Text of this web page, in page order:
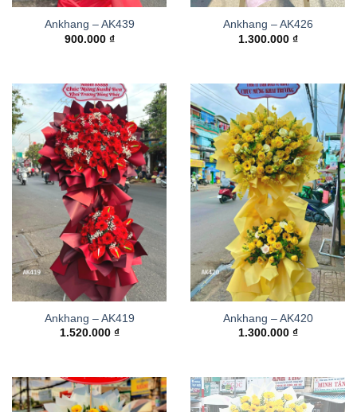
Ankhang – AK439
900.000 ₫
Ankhang – AK426
1.300.000 ₫
Ankhang – AK419
1.520.000 ₫
Ankhang – AK420
1.300.000 ₫